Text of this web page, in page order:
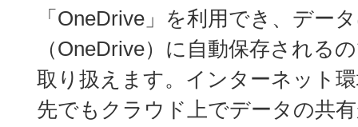
「OneDrive」を利用でき、デー
（OneDrive）に自動保存される
取り扱えます。インターネット
先でもクラウド上でデータの共